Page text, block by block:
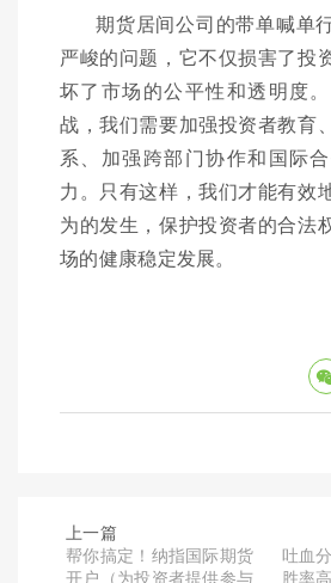
期货居间公司的带单喊单
严峻的问题，它不仅损害了投
坏了市场的公平性和透明度
战，我们需要加强投资者教育
系、加强跨部门协作和国际
力。只有这样，我们才能有效
为的发生，保护投资者的合法
场的健康稳定发展。
上一篇
帮你搞定！纳指国际期货
开户（为投资者提供参与
吐血
胜率